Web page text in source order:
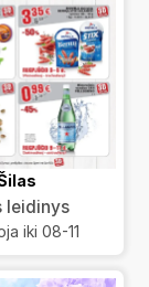
leidinys
iki 08-11